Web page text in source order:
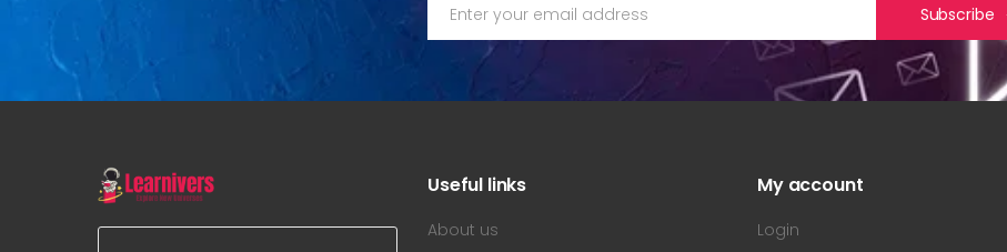
Subscribe
Useful links
About us
My account
Login